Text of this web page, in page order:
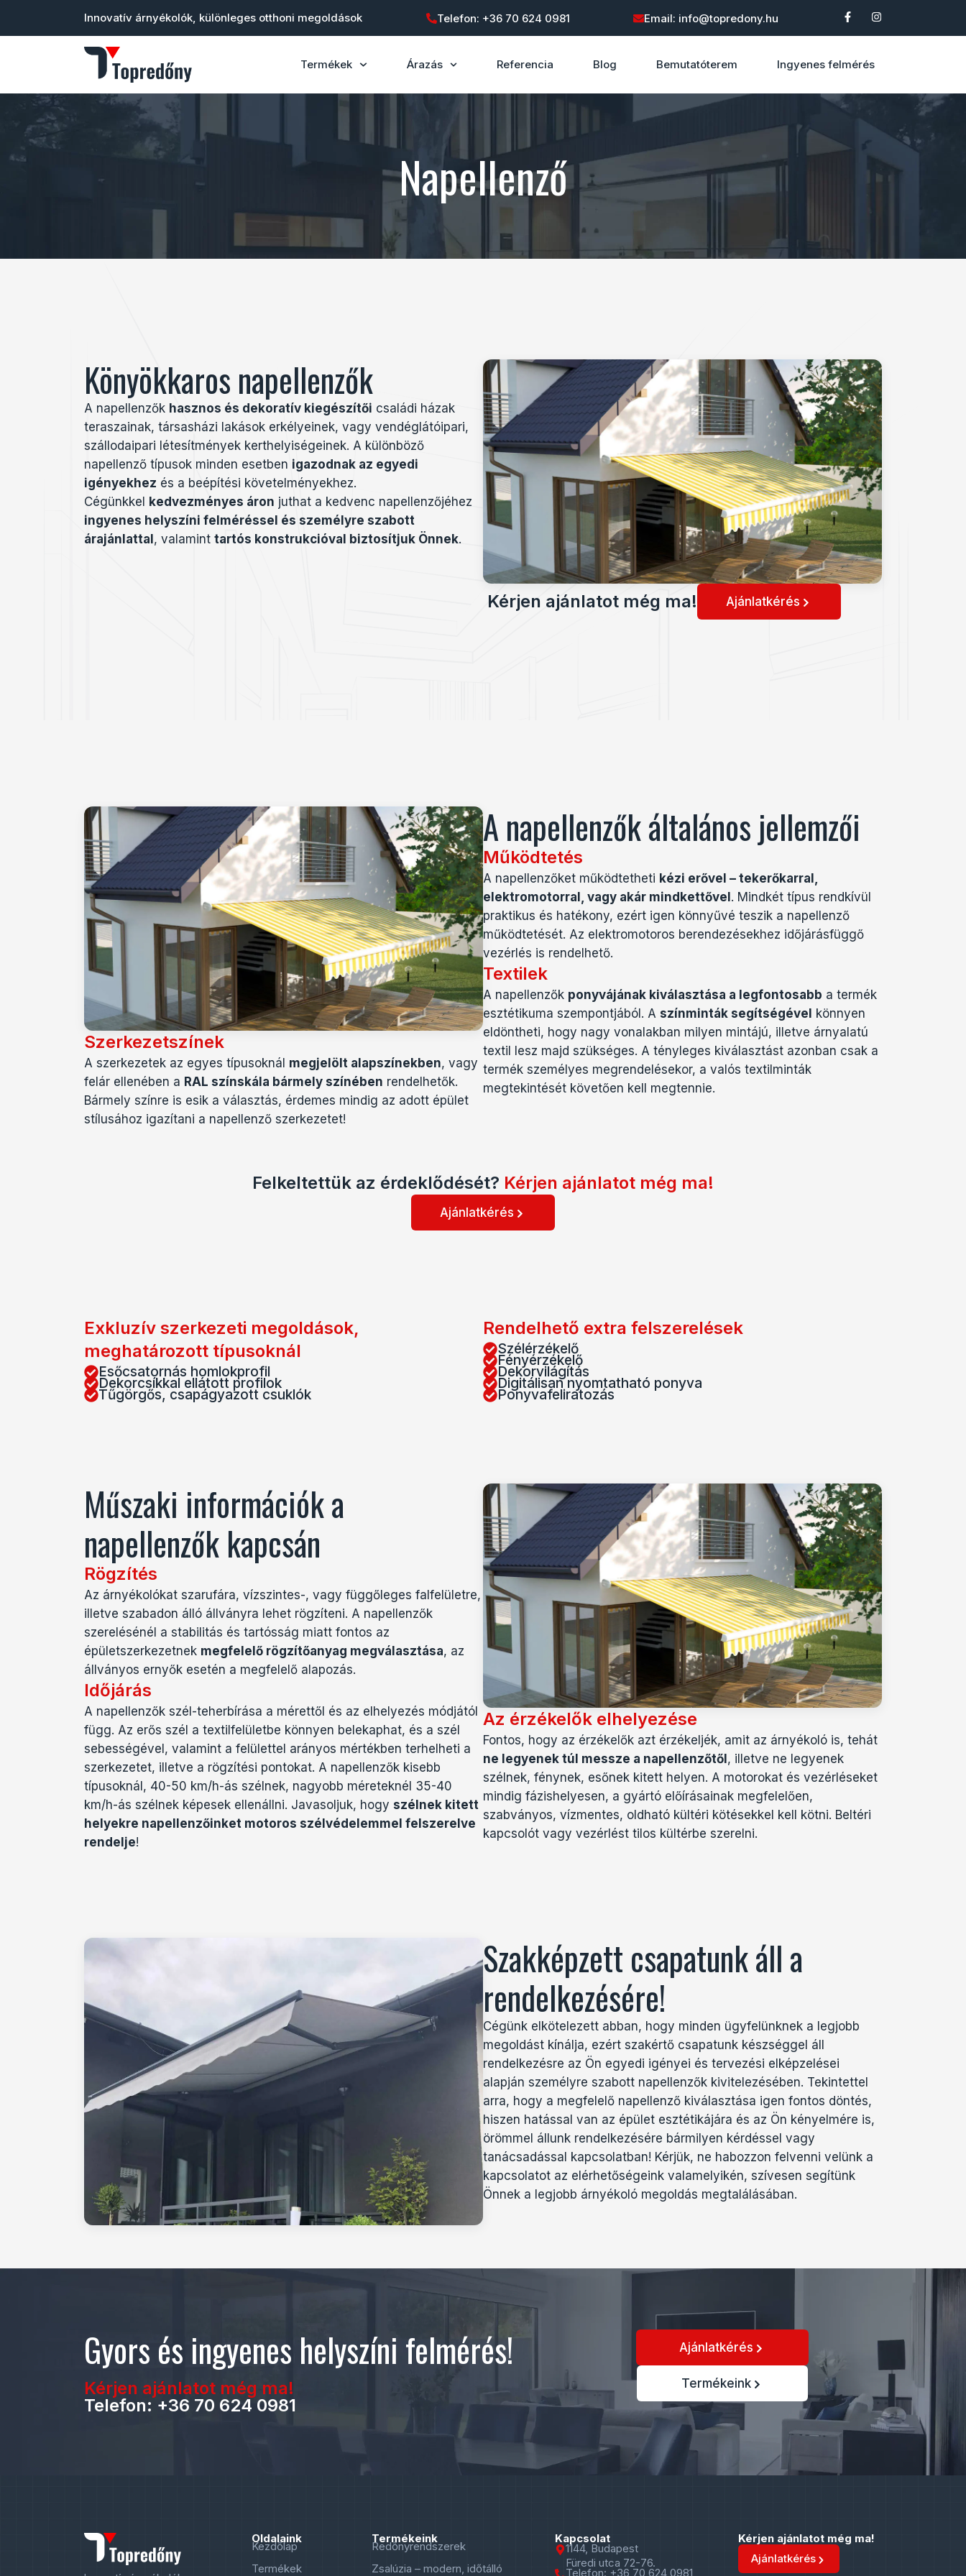
Innovatív árnyékolók, különleges otthoni megoldások Telefon: +36 70 624 0981 Email: info@topredony.hu
Termékek Árazás Referencia Blog Bemutatóterem Ingyenes felmérés
Napellenző
Könyökkaros napellenzők
A napellenzők hasznos és dekoratív kiegészítői családi házak
teraszainak, társasházi lakások erkélyeinek, vagy vendéglátóipari,
szállodaipari létesítmények kerthelyiségeinek. A különböző
napellenző típusok minden esetben igazodnak az egyedi
igényekhez és a beépítési követelményekhez.
Cégünkkel
kedvezményes áron juthat a kedvenc napellenzőjéhez
ingyenes helyszíni felméréssel és személyre szabott
árajánlattal , valamint tartós konstrukcióval biztosítjuk Önnek.
Kérjen ajánlatot még ma! Ajánlatkérés
Szerkezetszínek
A szerkezetek az egyes típusoknál megjelölt alapszínekben, vagy
felár ellenében a RAL színskála bármely színében rendelhetők.
Bármely színre is esik a választás, érdemes mindig az adott épület
stílusához igazítani a napellenző szerkezetet!
A napellenzők általános jellemzői
Működtetés
A napellenzőket működtetheti kézi erővel – tekerőkarral,
elektromotorral, vagy akár mindkettővel . Mindkét típus rendkívül
praktikus és hatékony, ezért igen könnyűvé teszik a napellenző
működtetését. Az elektromotoros berendezésekhez időjárásfüggő
vezérlés is rendelhető.
Textilek
A napellenzők ponyvájának kiválasztása a legfontosabb a termék
esztétikuma szempontjából. A színminták segítségével
könnyen
eldöntheti, hogy nagy vonalakban milyen mintájú, illetve árnyalatú
textil lesz majd szükséges. A tényleges kiválasztást azonban csak a
termék személyes megrendelésekor, a valós textilminták
megtekintését követően kell megtennie.
Felkeltettük az érdeklődését? Kérjen ajánlatot még ma!
Ajánlatkérés
Rendelhető extra felszerelések
Szélérzékelő
Fényérzékelő
Dekorvilágítás
Digitálisan nyomtatható ponyva
Ponyvafeliratozás
Exkluzív szerkezeti megoldások,
meghatározott típusoknál
Esőcsatornás homlokprofil
Dekorcsíkkal ellátott profilok
Tűgörgős, csapágyazott csuklók
Az érzékelők elhelyezése
Fontos, hogy az érzékelők azt érzékeljék, amit az árnyékoló is, tehát
ne legyenek túl messze a napellenzőtől , illetve ne legyenek
szélnek, fénynek, esőnek kitett helyen. A motorokat és vezérléseket
mindig fázishelyesen, a gyártó előírásainak megfelelően,
szabványos, vízmentes, oldható kültéri kötésekkel kell kötni. Beltéri
kapcsolót vagy vezérlést tilos kültérbe szerelni.
Műszaki információk a
napellenzők kapcsán
Rögzítés
Az árnyékolókat szarufára, vízszintes-, vagy függőleges falfelületre,
illetve szabadon álló állványra lehet rögzíteni. A napellenzők
szerelésénél a stabilitás és tartósság miatt fontos az
épületszerkezetnek megfelelő rögzítőanyag megválasztása, az
állványos ernyők esetén a megfelelő alapozás.
Időjárás
A napellenzők szél-teherbírása a mérettől és az elhelyezés módjától
függ. Az erős szél a textilfelületbe könnyen belekaphat, és a szél
sebességével, valamint a felülettel arányos mértékben terhelheti a
szerkezetet, illetve a rögzítési pontokat. A napellenzők kisebb
típusoknál, 40-50 km/h-ás szélnek, nagyobb méreteknél 35-40
km/h-ás szélnek képesek ellenállni. Javasoljuk, hogy szélnek kitett
helyekre napellenzőinket motoros szélvédelemmel felszerelve
rendelje!
Szakképzett csapatunk áll a
rendelkezésére!
Cégünk elkötelezett abban, hogy minden ügyfelünknek a legjobb
megoldást kínálja, ezért szakértő csapatunk készséggel áll
rendelkezésre az Ön egyedi igényei és tervezési elképzelései
alapján személyre szabott napellenzők kivitelezésében. Tekintettel
arra, hogy a megfelelő napellenző kiválasztása igen fontos döntés,
hiszen hatással van az épület esztétikájára és az Ön kényelmére is,
örömmel állunk rendelkezésére bármilyen kérdéssel vagy
tanácsadással kapcsolatban! Kérjük, ne habozzon felvenni velünk a
kapcsolatot az elérhetőségeink valamelyikén, szívesen segítünk
Önnek a legjobb árnyékoló megoldás megtalálásában.
Gyors és ingyenes helyszíni felmérés!
Kérjen ajánlatot még ma!
Telefon: +36 70 624 0981
Ajánlatkérés
Termékeink
Oldalaink
Kezdőlap
Termékek
Termékeink
Redőnyrendszerek
Zsalúzia – modern, időtálló
Kapcsolat
1144, Budapest
Füredi utca 72-76.
Telefon: +36 70 624 0981
Kérjen ajánlatot még ma!
Ajánlatkérés